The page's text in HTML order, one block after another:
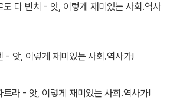
도 다 빈치 - 앗, 이렇게 재미있는 사회.역사
- 앗, 이렇게 재미있는 사회.역사가!
트라 - 앗, 이렇게 재미있는 사회.역사가!